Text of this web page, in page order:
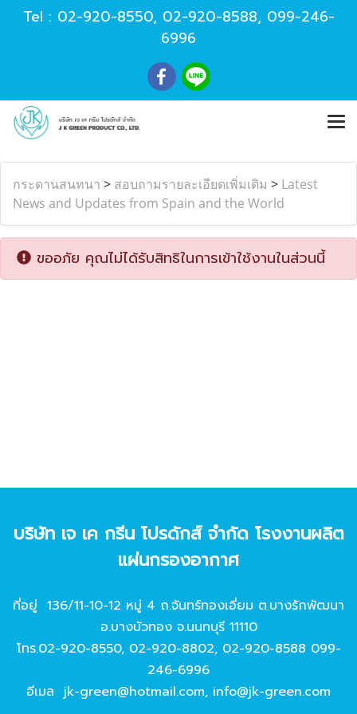
Tel : 02-920-8550, 02-920-8588, 099-246-
6996
กระดานสนทนา > สอบถามรายละเอียดเพิ่มเติม > Latest
News and Updates from Spain and the World
ขออภัย คุณไม่ได้รับสิทธิในการเข้าใช้งานในส่วนนี้
บริษัท เจ เค กรีน โปรดักส์ จํากัด โรงงานผลิต
แผ่นกรองอากาศ
ที่อยู่ 136/11-10-12 หมู่ 4 ถ.จันทร์ทองเอี่ยม ต.บางรักพัฒนา
อ.บางบัวทอง จ.นนทบุรี 11110
โทร.02-920-8550, 02-920-8802, 02-920-8588 099-
246-6996
อีเมล jk-green@hotmail.com, info@jk-green.com